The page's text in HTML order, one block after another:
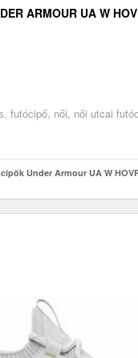
ARMOUR UA W
futócipő, női, női utcai
Under Armour UA W